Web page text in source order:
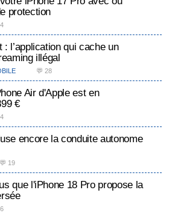
protection
: l’application qui cache un
illégal
💬 28
Air d'Apple est en
€
encore la conduite autonome
💬 19
que l'iPhone 18 Pro propose la